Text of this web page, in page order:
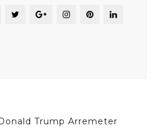
Trump Arremeter